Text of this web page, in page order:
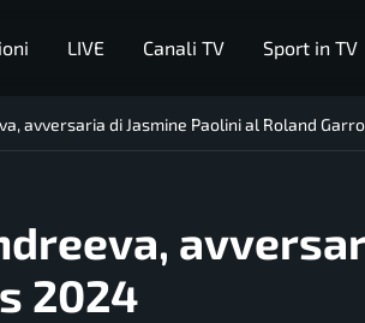
LIVE Canali TV Sport in TV
avversaria di Jasmine Paolini al Roland
2024